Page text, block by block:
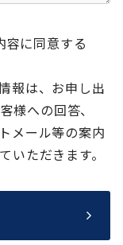
容に同意する
報は、お申し出
様への回答、
メール等の案内
いただきます。